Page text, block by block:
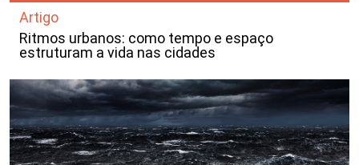
Artigo
Ritmos urbanos: como tempo e espaço
estruturam a vida nas cidades